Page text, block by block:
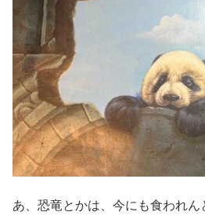
あ、恐竜とかは、今にも食われ